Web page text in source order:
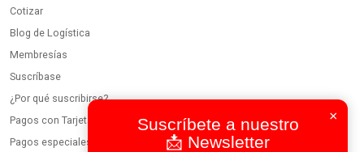
×
Suscríbete a nuestro
📩 Newsletter
Cotizar
Blog de Logística
Membresías
Suscríbase
¿Por qué suscribirse?
Pagos con Tarjeta
Pagos especiales